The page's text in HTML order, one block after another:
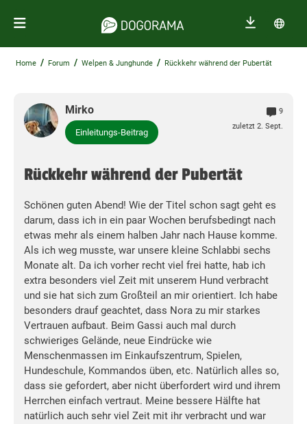
Home / Forum / Welpen & Junghunde / Rückkehr während der Pubertät
Mirko
Einleitungs-Beitrag
9
zuletzt 2. Sept.
Rückkehr während der Pubertät
Schönen guten Abend! Wie der Titel schon sagt geht es
darum, dass ich in ein paar Wochen berufsbedingt nach
etwas mehr als einem halben Jahr nach Hause komme.
Als ich weg musste, war unsere kleine Schlabbi sechs
Monate alt. Da ich vorher recht viel frei hatte, hab ich
extra besonders viel Zeit mit unserem Hund verbracht
und sie hat sich zum Großteil an mir orientiert. Ich habe
besonders drauf geachtet, dass Nora zu mir starkes
Vertrauen aufbaut. Beim Gassi auch mal durch
schwieriges Gelände, neue Eindrücke wie
Menschenmassen im Einkaufszentrum, Spielen,
Hundeschule, Kommandos üben, etc. Natürlich alles so,
dass sie gefordert, aber nicht überfordert wird und ihrem
Herrchen einfach vertraut. Meine bessere Hälfte hat
natürlich auch sehr viel Zeit mit ihr verbracht und war